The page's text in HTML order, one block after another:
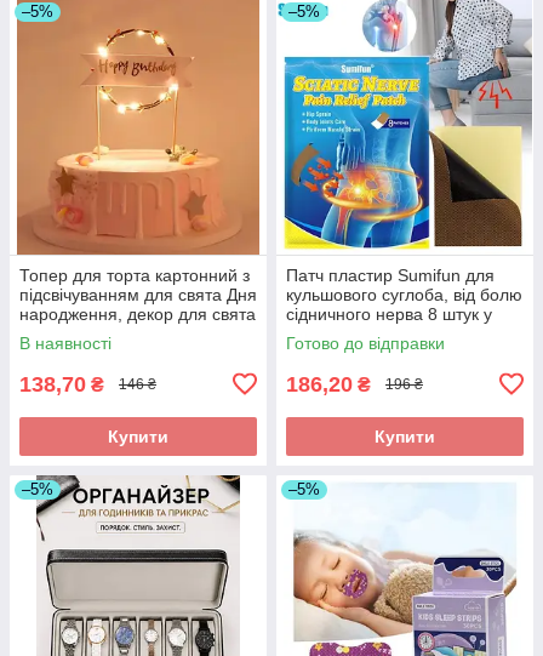
–5%
Топер для торта картонний з
підсвічуванням для свята Дня
народження, декор для свята
В наявності
138,70 ₴ 146 ₴
Купити
–5%
Патч пластир Sumifun для
кульшового суглоба, від болю
сідничного нерва 8 штук у
наборі
Готово до відправки
186,20 ₴ 196 ₴
Купити
–5% –5%